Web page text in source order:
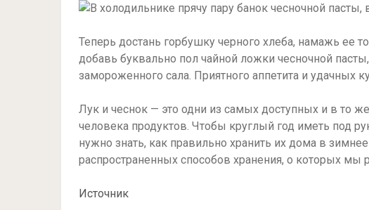
Теперь достань горбушку черного хлеба, намажь ее
добавь буквально пол чайной ложки чесночной
замороженного сала. Приятного аппетита и удачных
Лук и чеснок — это одни из самых доступных и в то
человека продуктов. Чтобы круглый год иметь под
нужно знать, как правильно хранить их дома в
распространенных способов хранения, о которых мы
Источник